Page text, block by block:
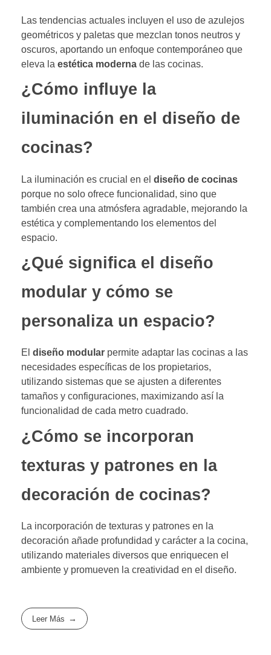
Las tendencias actuales incluyen el uso de azulejos
geométricos y paletas que mezclan tonos neutros y
oscuros, aportando un enfoque contemporáneo que
eleva la estética moderna de las cocinas.
¿Cómo influye la
iluminación en el diseño de
cocinas?
La iluminación es crucial en el diseño de cocinas
porque no solo ofrece funcionalidad, sino que
también crea una atmósfera agradable, mejorando la
estética y complementando los elementos del
espacio.
¿Qué significa el diseño
modular y cómo se
personaliza un espacio?
El diseño modular permite adaptar las cocinas a las
necesidades específicas de los propietarios,
utilizando sistemas que se ajusten a diferentes
tamaños y configuraciones, maximizando así la
funcionalidad de cada metro cuadrado.
¿Cómo se incorporan
texturas y patrones en la
decoración de cocinas?
La incorporación de texturas y patrones en la
decoración añade profundidad y carácter a la cocina,
utilizando materiales diversos que enriquecen el
ambiente y promueven la creatividad en el diseño.
Leer Más